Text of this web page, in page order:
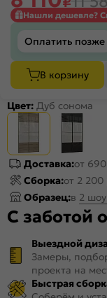
Нашли дешевле?
Оплатить позже
В корзину
Цвет: Дуб сонома
Доставка:от
Сборка:от 2 200
Образец:в 2
С заботой
Выездной
Замеры,
проекта на
Быстрая